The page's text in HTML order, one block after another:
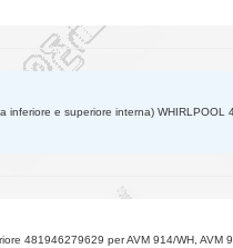
inferiore e superiore interna)
481946279629 per AVM 914/WH, AVM